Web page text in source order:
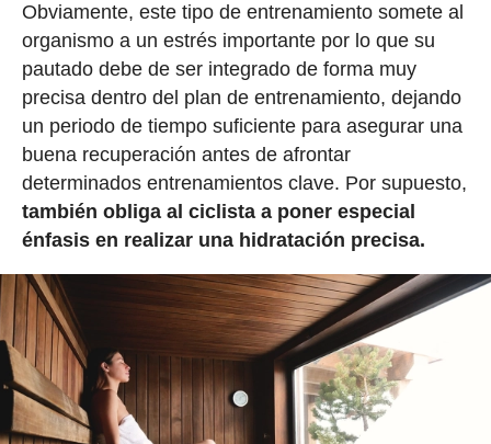
Obviamente, este tipo de entrenamiento somete al
organismo a un estrés importante por lo que su
pautado debe de ser integrado de forma muy
precisa dentro del plan de entrenamiento, dejando
un periodo de tiempo suficiente para asegurar una
buena recuperación antes de afrontar
determinados entrenamientos clave. Por supuesto,
también obliga al ciclista a poner especial
énfasis en realizar una hidratación precisa.